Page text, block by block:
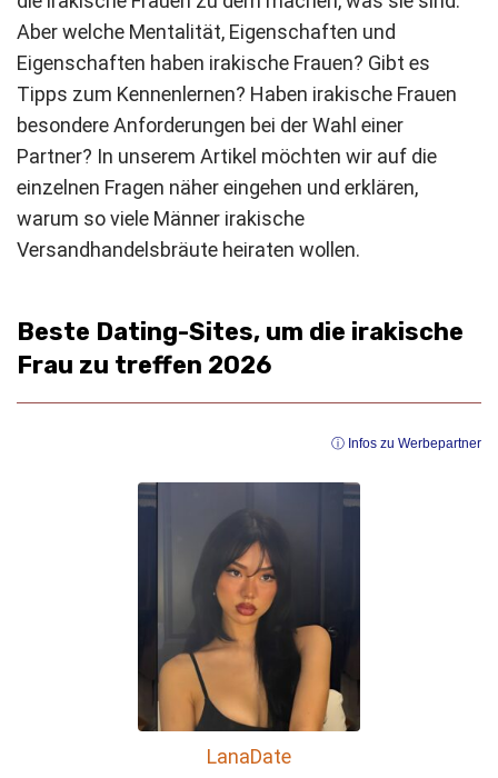
Aber welche Mentalität, Eigenschaften und
Eigenschaften haben irakische Frauen? Gibt es
Tipps zum Kennenlernen? Haben irakische Frauen
besondere Anforderungen bei der Wahl einer
Partner? In unserem Artikel möchten wir auf die
einzelnen Fragen näher eingehen und erklären,
warum so viele Männer irakische
Versandhandelsbräute heiraten wollen.
Beste Dating-Sites, um die irakische
Frau zu treffen 2026
ⓘ Infos zu Werbepartner
LanaDate